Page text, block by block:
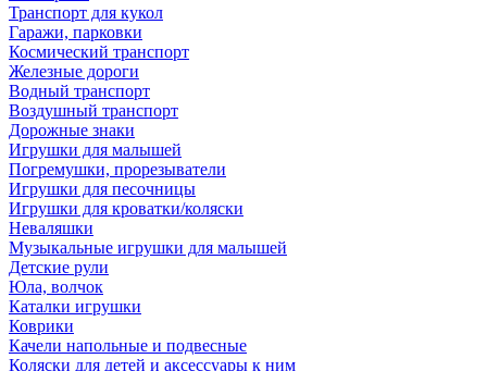
Транспорт для кукол
Гаражи, парковки
Космический транспорт
Железные дороги
Водный транспорт
Воздушный транспорт
Дорожные знаки
Игрушки для малышей
Погремушки, прорезыватели
Игрушки для песочницы
Игрушки для кроватки/коляски
Неваляшки
Музыкальные игрушки для малышей
Детские рули
Юла, волчок
Каталки игрушки
Коврики
Качели напольные и подвесные
Коляски для детей и аксессуары к ним